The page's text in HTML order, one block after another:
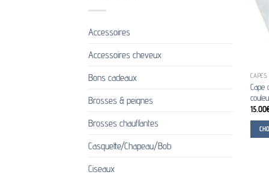
Accessoires
Accessoires cheveux
Bons cadeaux
Brosses & peignes
Brosses chauffantes
Casquette/Chapeau/Bob
Ciseaux
Cape
15.00